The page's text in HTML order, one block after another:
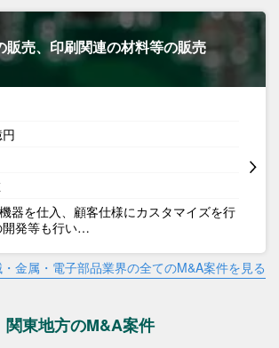
販売、印刷関連の材料等の販売
器を仕入、顧客仕様にカスタマイズを行
開発等も行い…
金属・電子部品業界の全てのM&A案件を見る
関東地方のM&A案件